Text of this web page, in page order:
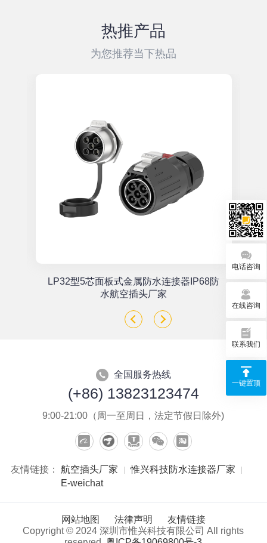
热推产品
为您推荐当下热品
LP32型5芯面板式金属防水连接器IP68防
水航空插头厂家
全国服务热线
(+86) 13823123474
9:00-21:00（周一至周日，法定节假日除外)
友情链接： 航空插头厂家
惟兴科技防水连接器厂家
E-weichat
网站地图 法律声明
友情链接
Copyright © 2024 深圳市惟兴科技有限公司 All rights
电话咨询
在线咨询
联系我们
一键置顶